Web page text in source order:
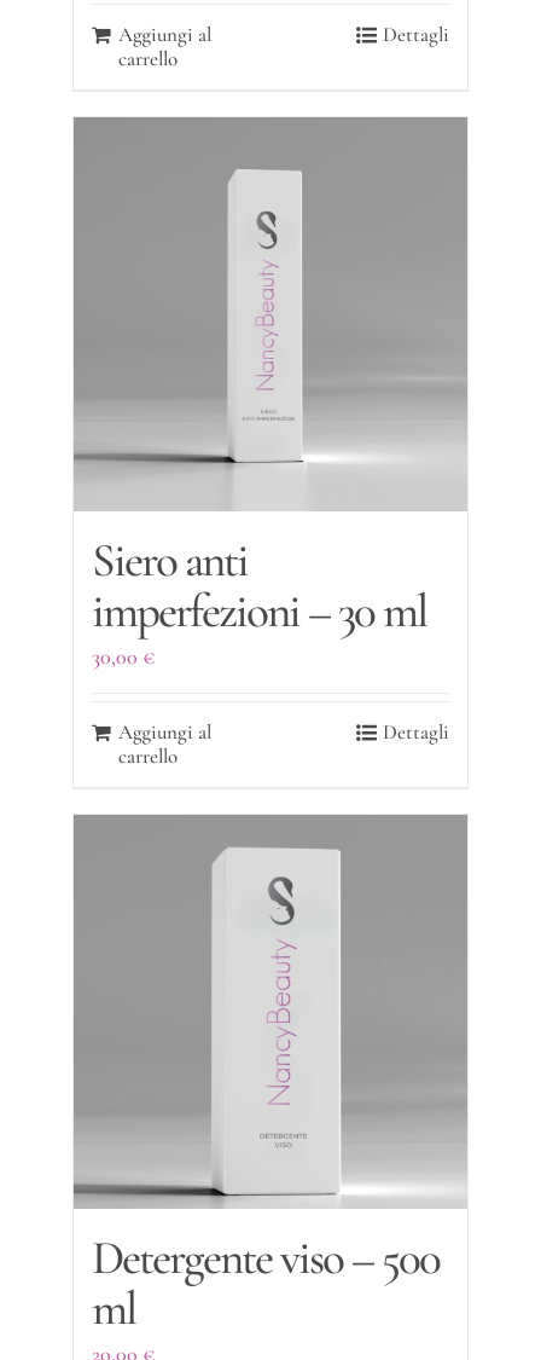
Aggiungi al
carrello
Dettagli
Siero anti
imperfezioni – 30 ml
30,00 €
Aggiungi al
carrello
Dettagli
Detergente viso – 500
ml
20,00 €